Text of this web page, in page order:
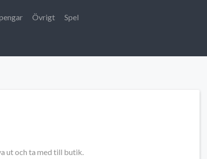
Övrigt Spel
ut och ta med till butik.